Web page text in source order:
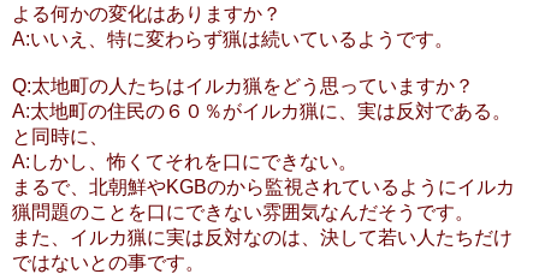
よる何かの変化はありますか？
A:いいえ、特に変わらず猟は続いているようです。
Q:太地町の人たちはイルカ猟をどう思っていますか？
A:太地町の住民の６０％がイルカ猟に、実は反対である。
と同時に、
A:しかし、怖くてそれを口にできない。
まるで、北朝鮮やKGBのから監視されているようにイルカ
猟問題のことを口にできない雰囲気なんだそうです。
また、イルカ猟に実は反対なのは、決して若い人たちだけ
ではないとの事です。